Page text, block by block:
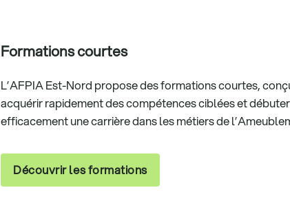
Formations courtes
L’AFPIA Est-Nord propose des formations courtes,
acquérir rapidement des compétences ciblées et débuter
efficacement une carrière dans les métiers de
Découvrir les formations